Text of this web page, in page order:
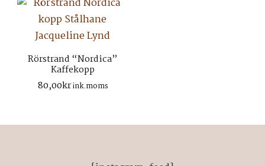
Rörstrand “Nordica”
Kaffekopp
80,00krink.moms